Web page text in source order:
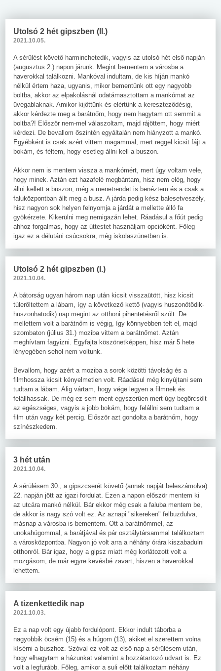
Utolsó 2 hét gipszben (II.)
2021.10.05.
A sérülést követő harminchetedik, vagyis az utolsó hét első napján
(augusztus 2.) napon járunk. Megint bementem a városba a
haverokkal találkozni. Mankóval indultam, de kis híján mankó
nélkül értem haza, ugyanis, mikor bementünk ott egy nagyobb
boltba, akkor az elpakolásnál odatámasztottam a mankómat az
üvegablaknak. Amikor kijöttünk és elértünk a kereszteződésig,
akkor kérdezte meg a barátnőm, hogy nem hagytam ott semmit a
boltba?! Először nem-mel válaszoltam, majd rájöttem, hogy miért
kérdezi. De bevallom őszintén egyáltalán nem hiányzott a mankó.
Egyébként is csak azért vittem magammal, mert reggel kicsit fájt a
bokám, és féltem, hogy esetleg állni kell a buszon.
Akkor nem is mentem vissza a mankómért, mert úgy voltam vele,
hogy minek. Aztán ezt hazafelé megbántam, hisz nem elég, hogy
állni kellett a buszon, még a menetrendet is benéztem és a csak a
faluközpontban állt meg a busz. A járda pedig kész balesetveszély,
hisz nagyon sok helyen felnyomja a járdát a mellette álló fa
gyökérzete. Kikerülni meg nemigazán lehet. Ráadásul a főút pedig
ahhoz forgalmas, hogy az úttestet használjam opcióként. Főleg
igaz ez a délutáni csúcsokra, még iskolaszünetben is.
Utolsó 2 hét gipszben (I.)
2021.10.04.
A bátorság ugyan három nap után kicsit visszaütött, hisz kicsit
túlerőltettem a lábam, így a következő kettő (vagyis huszonötödik-
huszonhatodik) nap megint az otthoni pihentetésről szólt. De
mellettem volt a barátnőm is végig, így könnyebben telt el, majd
szombaton (július 31.) moziba vittem a barátnőmet. Aztán
meghívtam fagyizni. Egyfajta köszönetképpen, hisz már 5 hete
lényegében sehol nem voltunk.
Bevallom, hogy azért a moziba a sorok közötti távolság és a
filmhossza kicsit kényelmetlen volt. Ráadásul még kinyújtani sem
tudtam a lábam. Alig vártam, hogy vége legyen a filmnek és
felállhassak. De még ez sem ment egyszerűen mert úgy begörcsölt
az egészséges, vagyis a jobb bokám, hogy felállni sem tudtam a
film után vagy két percig. Először azt gondolta a barátnőm, hogy
színészkedem.
3 hét után
2021.10.04.
A sérülésem 30., a gipszcserét követő (annak napját beleszámolva)
22. napján jött az igazi fordulat. Ezen a napon először mentem ki
az utcára mankó nélkül. Bár ekkor még csak a faluba mentem be,
de akkor is nagy szó volt ez. Az aznapi "sikereken" felbuzdulva,
másnap a városba is bementem. Ott a barátnőmmel, az
unokahúgommal, a barátjával és pár osztálytársammal találkoztam
a városközpontba. Nagyon jó volt arra a néhány órára kiszabadulni
otthonról. Bár igaz, hogy a gipsz miatt még korlátozott volt a
mozgásom, de már egyre kevésbé zavart, hiszen a haverokkal
lehettem.
A tizenkettedik nap
2021.10.03.
Ez a nap volt egy újabb fordulópont. Ekkor indult táborba a
nagyobbik öcsém (15) és a húgom (13), akiket el szerettem volna
kísérni a buszhoz. Szóval ez volt az első nap a sérülésem után,
hogy elhagytam a házunkat valamint a hozzátartozó udvart is. Ez
volt a legfurább. Főleg, amikor a suli előtt találkoztam néhány